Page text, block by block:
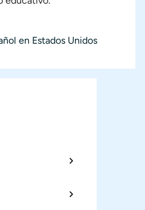
en Estados Unidos